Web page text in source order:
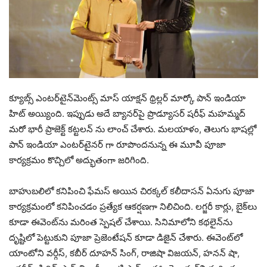
క్యూబ్స్ ఎంటర్‌టైన్‌మెంట్స్ మాస్ యాక్షన్ థ్రిల్లర్ మార్కో పాన్ ఇండియా
హిట్ అయ్యింది. ఇప్పుడు అదే బ్యానర్‌పై ప్రొడ్యూసర్ షరీఫ్ మహమ్మద్
మరో భారీ ప్రాజెక్ట్ కట్టలన్ ను లాంచ్ చేశారు. మలయాళం, తెలుగు భాషల్లో
పాన్ ఇండియా ఎంటర్‌టైనర్‌ గా రూపొందనున్న ఈ మూవీ పూజా
కార్యక్రమం కొచ్చిలో అద్భుతంగా జరిగింది.
బాహుబలిలో కనిపించి ఫేమస్ అయిన చిరక్కల్ కలీదాసన్ ఏనుగు పూజా
కార్యక్రమంలో కనిపించడం ప్రత్యేక ఆకర్షణగా నిలిచింది. లగ్జరీ కార్లు, బైక్‌లు
కూడా ఈవెంట్‌ను మరింత స్పెషల్ చేశాయి. సినిమాలోని కథలైన్‌ను
దృష్టిలో పెట్టుకుని పూజా ప్రెజెంటేషన్ కూడా డిజైన్ చేశారు. ఈవెంట్‌లో
యాంటోని వర్గీస్, కబీర్ దూహన్ సింగ్, రాజిషా విజయన్, హనన్ షా,